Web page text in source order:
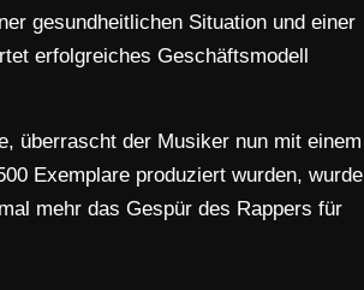
gesundheitlichen Situation und einer
erfolgreiches Geschäftsmodell
überrascht der Musiker nun mit einem
Exemplare produziert wurden, wurde
mehr das Gespür des Rappers für